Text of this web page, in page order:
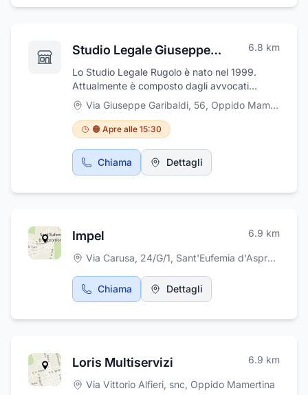
Studio Legale Giuseppe Rugolo 6.8 km
Lo Studio Legale Rugolo è nato nel 1999.
Attualmente è composto dagli avvocati
Giuseppe Rugolo, Caterina Sofrè, Anna
Franza e da diversi collaboratori. Lo studio si
occupa di contenzioso civile, penale,
amministrativo e diritto tributario, nonché di
consulenza negli stessi settori. Nell'ambito del
diritto civile una particolare attenzione è
concerne il diritto di famiglia, oltre a
Via Giuseppe Garibaldi, 56, Oppido Mamertina
🟠 Apre alle 15:30
Chiama Dettagli
Impel 6.9 km
Via Carusa, 24/G/1, Sant'Eufemia d'Aspromonte
Chiama Dettagli
Loris Multiservizi 6.9 km
Via Vittorio Alfieri, snc, Oppido Mamertina